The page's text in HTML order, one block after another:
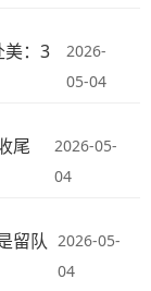
美：3
2026-
05-04
尾
2026-05-
04
留队 2026-05-
04